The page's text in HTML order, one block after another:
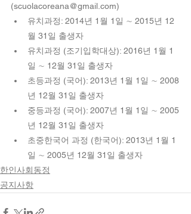
(scuolacoreana@gmail.com)
유치과정: 2014년 1월 1일 ∼ 2015년 12
월 31일 출생자
유치과정 (조기입학대상): 2016년 1월 1
일 ∼ 12월 31일 출생자
초등과정 (국어): 2013년 1월 1일 ∼ 2008
년 12월 31일 출생자
중등과정 (국어): 2007년 1월 1일 ∼ 2005
년 12월 31일 출생자
초중한국어 과정 (한국어): 2013년 1월 1
일 ∼ 2005년 12월 31일 출생자
한인사회동정
공지사항